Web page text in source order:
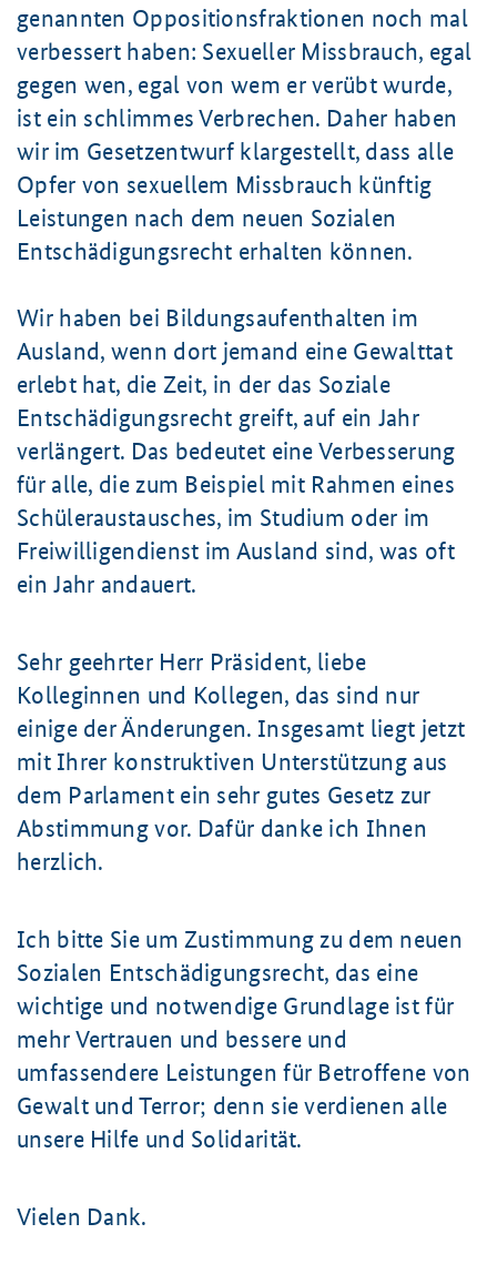
genannten Oppositionsfraktionen noch mal
verbessert haben: Sexueller Missbrauch, egal
gegen wen, egal von wem er verübt wurde,
ist ein schlimmes Verbrechen. Daher haben
wir im Gesetzentwurf klargestellt, dass alle
Opfer von sexuellem Missbrauch künftig
Leistungen nach dem neuen Sozialen
Entschädigungsrecht erhalten können.
Wir haben bei Bildungsaufenthalten im
Ausland, wenn dort jemand eine Gewalttat
erlebt hat, die Zeit, in der das Soziale
Entschädigungsrecht greift, auf ein Jahr
verlängert. Das bedeutet eine Verbesserung
für alle, die zum Beispiel mit Rahmen eines
Schüleraustausches, im Studium oder im
Freiwilligendienst im Ausland sind, was oft
ein Jahr andauert.
Sehr geehrter Herr Präsident, liebe
Kolleginnen und Kollegen, das sind nur
einige der Änderungen. Insgesamt liegt jetzt
mit Ihrer konstruktiven Unterstützung aus
dem Parlament ein sehr gutes Gesetz zur
Abstimmung vor. Dafür danke ich Ihnen
herzlich.
Ich bitte Sie um Zustimmung zu dem neuen
Sozialen Entschädigungsrecht, das eine
wichtige und notwendige Grundlage ist für
mehr Vertrauen und bessere und
umfassendere Leistungen für Betroffene von
Gewalt und Terror; denn sie verdienen alle
unsere Hilfe und Solidarität.
Vielen Dank.